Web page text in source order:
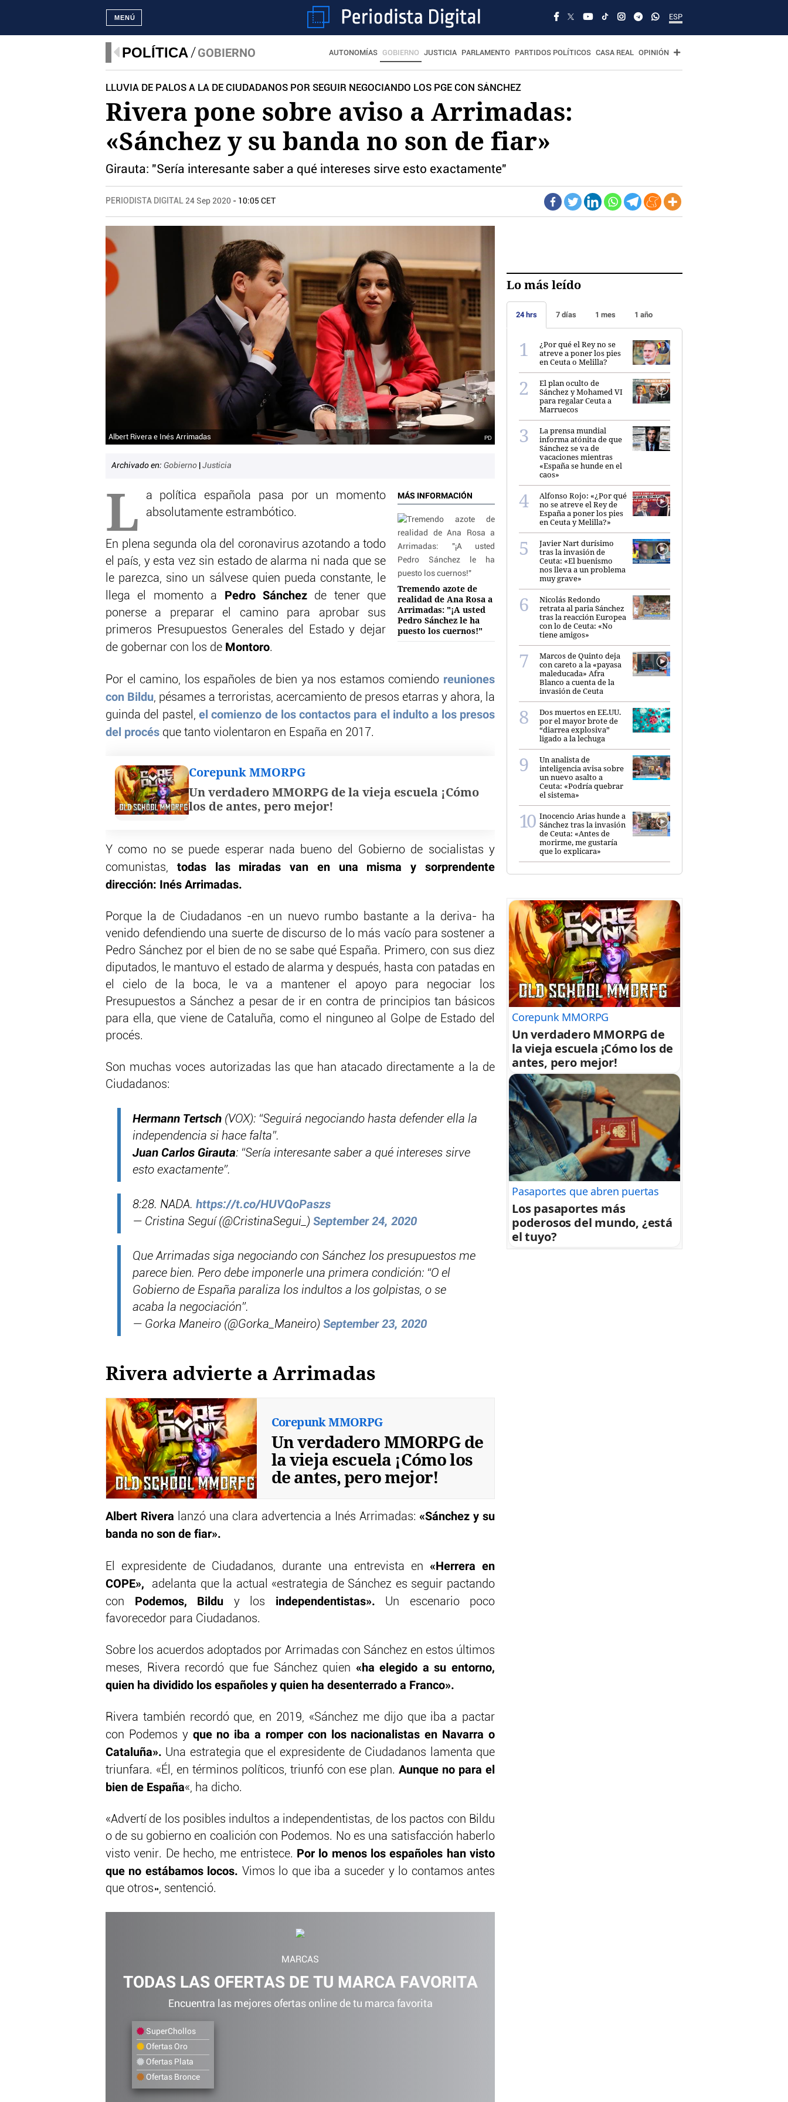
ESP
MENÚ
POLÍTICA GOBIERNO AUTONOMÍAS GOBIERNO JUSTICIA PARLAMENTO PARTIDOS POLÍTICOS CASA REAL OPINIÓN
LLUVIA DE PALOS A LA DE CIUDADANOS POR SEGUIR NEGOCIANDO LOS PGE CON SÁNCHEZ
Rivera pone sobre aviso a Arrimadas:
«Sánchez y su banda no son de fiar»
Girauta: "Sería interesante saber a qué intereses sirve esto exactamente"
PERIODISTA DIGITAL 24 Sep 2020 - 10:05 CET
Albert Rivera e Inés Arrimadas PD
Archivado en: Gobierno Justicia
MÁS INFORMACIÓN
Tremendo azote de
realidad de Ana Rosa a
Arrimadas: "¡A usted
Pedro Sánchez le ha
puesto los cuernos!"
L
a política española pasa por un momento
absolutamente estrambótico.
En plena segunda ola del coronavirus azotando a todo
el país, y esta vez sin estado de alarma ni nada que se
le parezca, sino un sálvese quien pueda constante, le
llega el momento a Pedro Sánchezde tener que
ponerse a preparar el camino para aprobar sus
primeros Presupuestos Generales del Estado y dejar
de gobernar con los de Montoro.
Por el camino, los españoles de bien ya nos estamos comiendo reuniones
con Bildu , pésames a terroristas, acercamiento de presos etarras y ahora, la
guinda del pastel, el comienzo de los contactos para el indulto a los presos
del procés que tanto violentaron en España en 2017.
Corepunk MMORPG
Un verdadero MMORPG de la vieja escuela ¡Cómo
los de antes, pero mejor!
Y como no se puede esperar nada bueno del Gobierno de socialistas y
comunistas, todas las miradas van en una misma y sorprendente
dirección: Inés Arrimadas.
Porque la de Ciudadanos -en un nuevo rumbo bastante a la deriva- ha
venido defendiendo una suerte de discurso de lo más vacío para sostener a
Pedro Sánchez por el bien de no se sabe qué España. Primero, con sus diez
diputados, le mantuvo el estado de alarma y después, hasta con patadas en
el cielo de la boca, le va a mantener el apoyo para negociar los
Presupuestos a Sánchez a pesar de ir en contra de principios tan básicos
para ella, que viene de Cataluña, como el ninguneo al Golpe de Estado del
procés.
Son muchas voces autorizadas las que han atacado directamente a la de
Ciudadanos:
Hermann Tertsch (VOX): “Seguirá negociando hasta defender ella la
independencia si hace falta”.
Juan Carlos Girauta: “Sería interesante saber a qué intereses sirve
esto exactamente”.
8:28. NADA. https://t.co/HUVQoPaszs
— Cristina Seguí (@CristinaSegui_) September 24, 2020
Que Arrimadas siga negociando con Sánchez los presupuestos me
parece bien. Pero debe imponerle una primera condición: “O el
Gobierno de España paraliza los indultos a los golpistas, o se
acaba la negociación”.
— Gorka Maneiro (@Gorka_Maneiro) September 23, 2020
Rivera advierte a Arrimadas
Corepunk MMORPG
Un verdadero MMORPG de
la vieja escuela ¡Cómo los
de antes, pero mejor!
Albert Rivera lanzó una clara advertencia a Inés Arrimadas: «Sánchez y su
banda no son de fiar».
El expresidente de Ciudadanos, durante una entrevista en «Herrera en
COPE», adelanta que la actual «estrategia de Sánchez es seguir pactando
con Podemos, Bildu y los independentistas». Un escenario poco
favorecedor para Ciudadanos.
Sobre los acuerdos adoptados por Arrimadas con Sánchez en estos últimos
meses, Rivera recordó que fue Sánchez quien «ha elegido a su entorno,
quien ha dividido los españoles y quien ha desenterrado a Franco».
Rivera también recordó que, en 2019, «Sánchez me dijo que iba a pactar
con Podemos yque no iba a romper con los nacionalistas en Navarra o
Cataluña». Una estrategia que el expresidente de Ciudadanos lamenta que
triunfara. «Él, en términos políticos, triunfó con ese plan.Aunque no para el
bien de España«, ha dicho.
«Advertí de los posibles indultos a independentistas, de los pactos con Bildu
o de su gobierno en coalición con Podemos. No es una satisfacción haberlo
visto venir. De hecho, me entristece. Por lo menos los españoles han visto
que no estábamos locos. Vimos lo que iba a suceder y lo contamos antes
que otros», sentenció.
MARCAS
TODAS LAS OFERTAS DE TU MARCA FAVORITA
Encuentra las mejores ofertas online de tu marca favorita
SuperChollos
Ofertas Oro
Ofertas Plata
Ofertas Bronce
Lo más leído
24 hrs 7 días 1 mes 1 año
¿Por qué el Rey no se
atreve a poner los pies
en Ceuta o Melilla?
El plan oculto de
Sánchez y Mohamed VI
para regalar Ceuta a
Marruecos
La prensa mundial
informa atónita de que
Sánchez se va de
vacaciones mientras
«España se hunde en el
caos»
Alfonso Rojo: «¿Por qué
no se atreve el Rey de
España a poner los pies
en Ceuta y Melilla?»
Javier Nart durísimo
tras la invasión de
Ceuta: «El buenismo
nos lleva a un problema
muy grave»
Nicolás Redondo
retrata al paria Sánchez
tras la reacción Europea
con lo de Ceuta: «No
tiene amigos»
Marcos de Quinto deja
con careto a la «payasa
maleducada» Afra
Blanco a cuenta de la
invasión de Ceuta
Dos muertos en EE.UU.
por el mayor brote de
“diarrea explosiva”
ligado a la lechuga
Un analista de
inteligencia avisa sobre
un nuevo asalto a
Ceuta: «Podría quebrar
el sistema»
Inocencio Arias hunde a
Sánchez tras la invasión
de Ceuta: «Antes de
morirme, me gustaría
que lo explicara»
Corepunk MMORPG
Un verdadero MMORPG de
la vieja escuela ¡Cómo los de
antes, pero mejor!
Pasaportes que abren puertas
Los pasaportes más
poderosos del mundo, ¿está
el tuyo?